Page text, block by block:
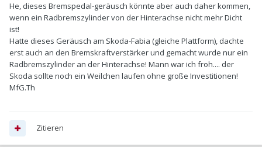
He, dieses Bremspedal-geräusch könnte aber auch daher kommen,
wenn ein Radbremszylinder von der Hinterachse nicht mehr Dicht
ist!
Hatte dieses Geräusch am Skoda-Fabia (gleiche Plattform), dachte
erst auch an den Bremskraftverstärker und gemacht wurde nur ein
Radbremszylinder an der Hinterachse! Mann war ich froh.... der
Skoda sollte noch ein Weilchen laufen ohne große Investitionen!
MfG.Th
Zitieren